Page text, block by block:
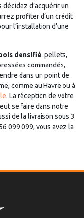
d’acquérir un
profiter d’un crédit
l’installation d’une
densifié, pellets,
commandés,
dans un point de
comme au Havre ou à
. La réception de votre
se faire dans notre
de la livraison sous 3
099 099, vous avez la